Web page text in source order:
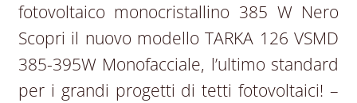
fotovoltaico monocristallino 385 W Nero
Scopri il nuovo modello TARKA 126 VSMD
385-395W Monofacciale, l’ultimo standard
per i grandi progetti di tetti fotovoltaici! –